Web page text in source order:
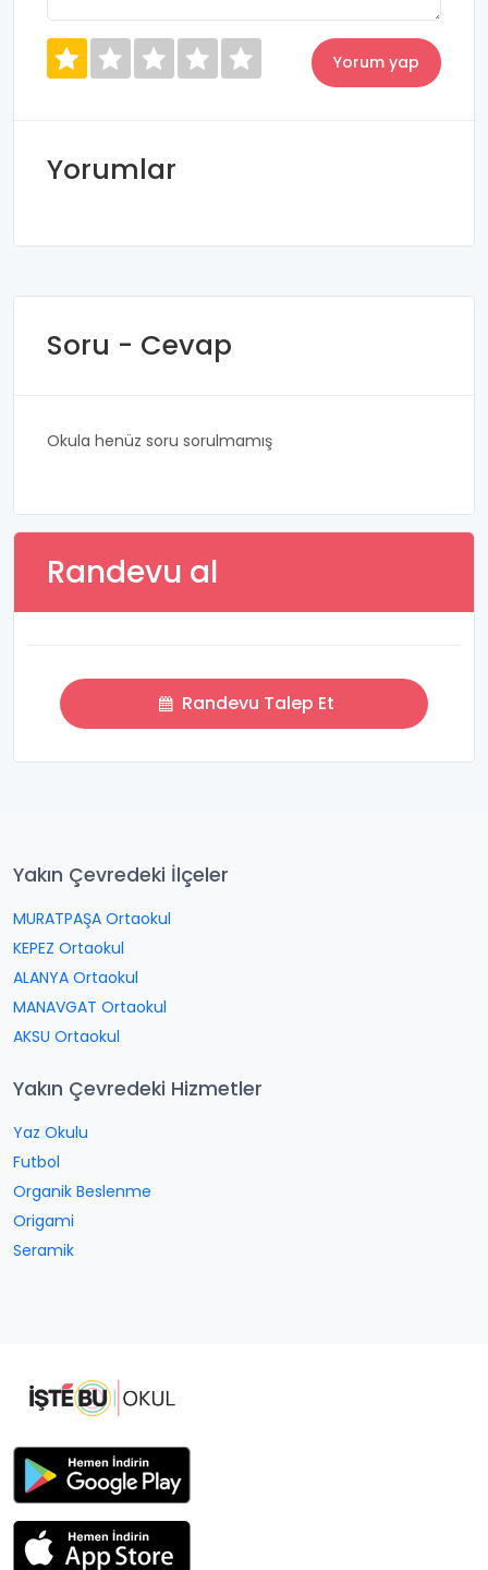
Yorumlar
Soru - Cevap
Okula henüz soru sorulmamış
Randevu al
Randevu Talep Et
Yakın Çevredeki İlçeler
MURATPAŞA Ortaokul
KEPEZ Ortaokul
ALANYA Ortaokul
MANAVGAT Ortaokul
AKSU Ortaokul
Yakın Çevredeki Hizmetler
Yaz Okulu
Futbol
Organik Beslenme
Origami
Seramik